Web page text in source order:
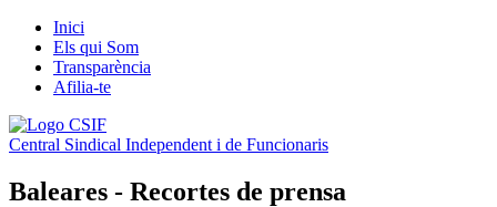
Inici
Els qui Som
Transparència
Afilia-te
Central Sindical Independent i de Funcionaris
Baleares - Recortes de prensa